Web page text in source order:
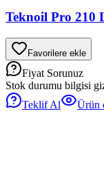
Teknoil Pro 210
Favorilere ekle
Fiyat Sorunuz
Stok durumu bilgisi
Teklif Al
Ürün